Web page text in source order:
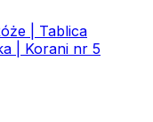
| Tablica
| Korani nr 5